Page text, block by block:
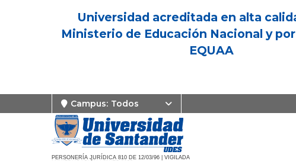
Universidad acreditada en alta
Ministerio de Educación Nacional y
EQUAA
Campus: Todos
PERSONERÍA JURÍDICA 810 DE 12/03/96 | VIGILADA